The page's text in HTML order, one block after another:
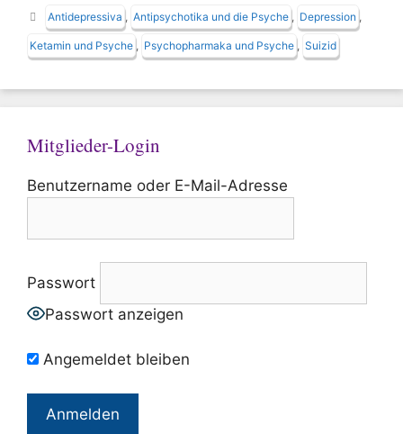
Schlagwörter
Antidepressiva Antipsychotika und die Psyche Depression
Ketamin und Psyche Psychopharmaka und Psyche Suizid
Mitglieder-Login
Benutzername oder E-Mail-Adresse
Passwort
Passwort anzeigen
Angemeldet bleiben